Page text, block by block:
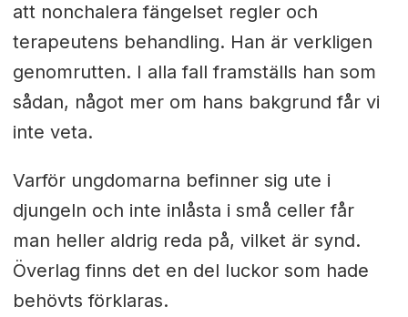
att nonchalera fängelset regler och
terapeutens behandling. Han är verkligen
genomrutten. I alla fall framställs han som
sådan, något mer om hans bakgrund får vi
inte veta.
Varför ungdomarna befinner sig ute i
djungeln och inte inlåsta i små celler får
man heller aldrig reda på, vilket är synd.
Överlag finns det en del luckor som hade
behövts förklaras.